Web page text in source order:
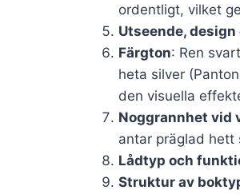
ordentligt, vilket
Utseende,
Färgton: Ren
heta silver
den visuella
Noggrannhet vid
antar präglad hett
Lådtyp och
Struktur av